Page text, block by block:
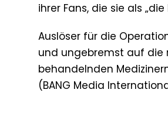
ihrer Fans, die sie als
Auslöser für die
und ungebremst auf die
behandelnden